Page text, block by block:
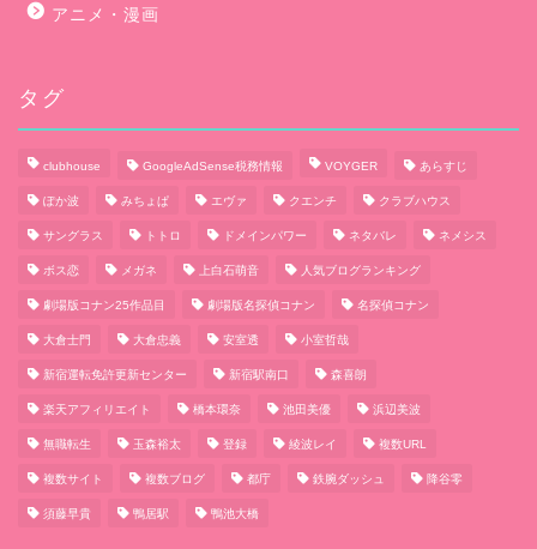
アニメ・漫画
タグ
clubhouse GoogleAdSense税務情報 VOYGER あらすじ
ぽか波 みちょぱ エヴァ クエンチ クラブハウス
サングラス トトロ ドメインパワー ネタバレ ネメシス
ボス恋 メガネ 上白石萌音 人気ブログランキング
劇場版コナン25作品目 劇場版名探偵コナン 名探偵コナン
大倉士門 大倉忠義 安室透 小室哲哉
新宿運転免許更新センター 新宿駅南口 森喜朗
楽天アフィリエイト 橋本環奈 池田美優 浜辺美波
無職転生 玉森裕太 登録 綾波レイ 複数URL
複数サイト 複数ブログ 都庁 鉄腕ダッシュ 降谷零
須藤早貴 鴨居駅 鴨池大橋